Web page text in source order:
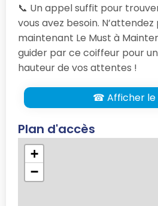
📞 Un appel suffit pour
vous avez besoin.
maintenant Le Must à
guider par ce coiffeur pour
hauteur de vos attentes !
☎ Afficher le
Plan d'accès
+
−